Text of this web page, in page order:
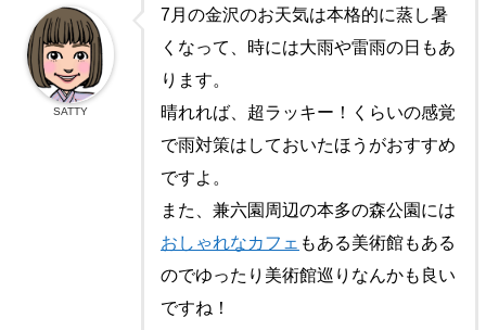
7月の金沢のお天気は本格的に蒸し暑
くなって、時には大雨や雷雨の日もあ
ります。
晴れれば、超ラッキー！くらいの感覚
で雨対策はしておいたほうがおすすめ
ですよ。
また、兼六園周辺の本多の森公園には
おしゃれなカフェ もある美術館もある
のでゆったり美術館巡りなんかも良い
ですね！
SATTY